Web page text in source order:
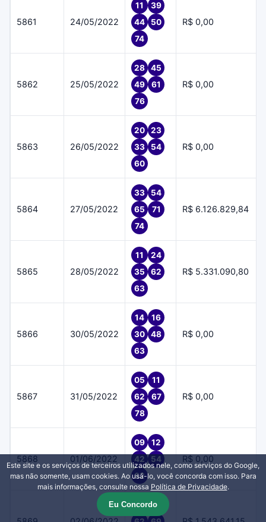
5861 24/05/2022
11
39
44
50
74
R$ 0,00
5862 25/05/2022
28
45
49
61
76
R$ 0,00
5863 26/05/2022
20
23
33
54
60
R$ 0,00
5864 27/05/2022
33
54
65
71
74
R$ 6.126.829,84
5865 28/05/2022
11
24
35
62
63
R$ 5.331.090,80
5866 30/05/2022
14
16
30
48
63
R$ 0,00
5867 31/05/2022
05
11
62
67
78
R$ 0,00
5868 01/06/2022
09
12
42
54
62
R$ 0,00
51
56
Este site e os serviços de terceiros utilizados nele, como serviços do Google,
mas não somente, usam cookies. Ao usá-lo, você concorda com isso. Para
mais informações, consulte nossa Política de Privacidade.
Eu Concordo